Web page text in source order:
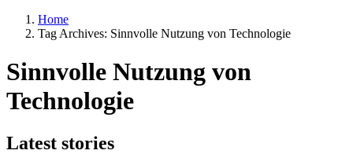
Home
Tag Archives: Sinnvolle Nutzung von Technologie
Sinnvolle Nutzung von
Technologie
Latest stories